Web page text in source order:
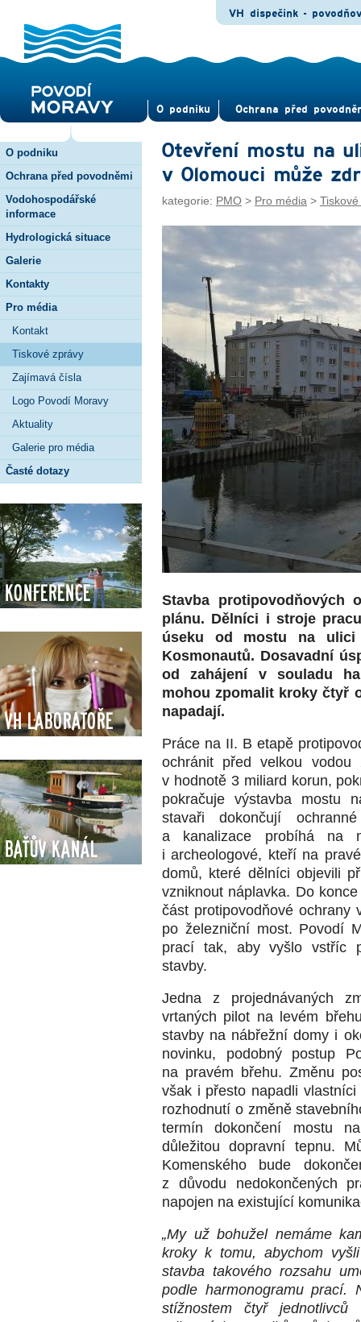
O pod­niku Ochrana před
VH dispečink -
O podniku
Ochrana před povodněmi
Vodohospodářské
informace
Hydrologická situace
Galerie
Kontakty
Pro média
Kontakt
Tiskové zprávy
Zajímavá čísla
Logo Povodí Moravy
Aktuality
Galerie pro média
Časté dotazy
Konference
VH Laboratoře
Baťův kanál
Otevření mostu na
v Olomouci může
kategorie: PMO > Pro média >
Stavba protipovodňových
plánu. Dělníci i stroje
úseku od mostu na
Kosmonautů. Dosavadní
od zahájení v souladu
mohou zpomalit kroky čtyř
napadají.
Práce na II. B etapě
ochránit před velkou
v hodnotě 3 miliard korun,
pokračuje výstavba mostu
stavaři dokončují
a kanalizace probíhá na
i archeologové, kteří na
domů, které dělníci objevili
vzniknout náplavka. Do
část protipovodňové
po železniční most. Povodí
prací tak, aby vyšlo vstříc
stavby.
Jedna z projednávaných
vrtaných pilot na levém
stavby na nábřežní domy i
novinku, podobný postup
na pravém břehu. Změnu
však i přesto napadli
rozhodnutí o změně
termín dokončení mostu
důležitou dopravní tepnu.
Komenského bude
z důvodu nedokončených
napojen na existující
„My už bohužel nemáme
kroky k tomu, abychom
stavba takového rozsahu
podle harmonogramu prací.
stížnostem čtyř jednotlivců